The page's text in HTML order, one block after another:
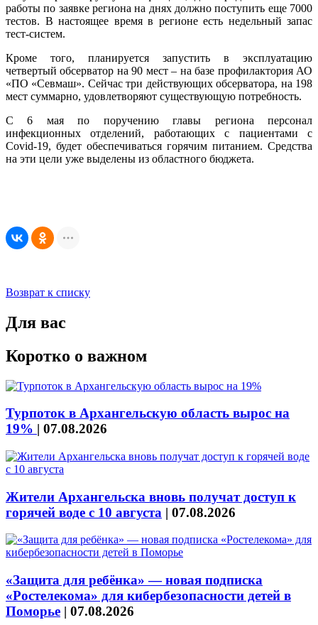
работы по заявке региона на днях должно поступить еще 7000
тестов. В настоящее время в регионе есть недельный запас
тест-систем.
Кроме того, планируется запустить в эксплуатацию
четвертый обсерватор на 90 мест – на базе профилактория АО
«ПО «Севмаш». Сейчас три действующих обсерватора, на 198
мест суммарно, удовлетворяют существующую потребность.
С 6 мая по поручению главы региона персонал
инфекционных отделений, работающих с пациентами с
Covid-19, будет обеспечиваться горячим питанием. Средства
на эти цели уже выделены из областного бюджета.
Возврат к списку
Для вас
Коротко о важном
Турпоток в Архангельскую область вырос на
19% | 07.08.2026
Жители Архангельска вновь получат доступ к
горячей воде с 10 августа | 07.08.2026
«Защита для ребёнка» — новая подписка
«Ростелекома» для кибербезопасности детей в
Поморье | 07.08.2026